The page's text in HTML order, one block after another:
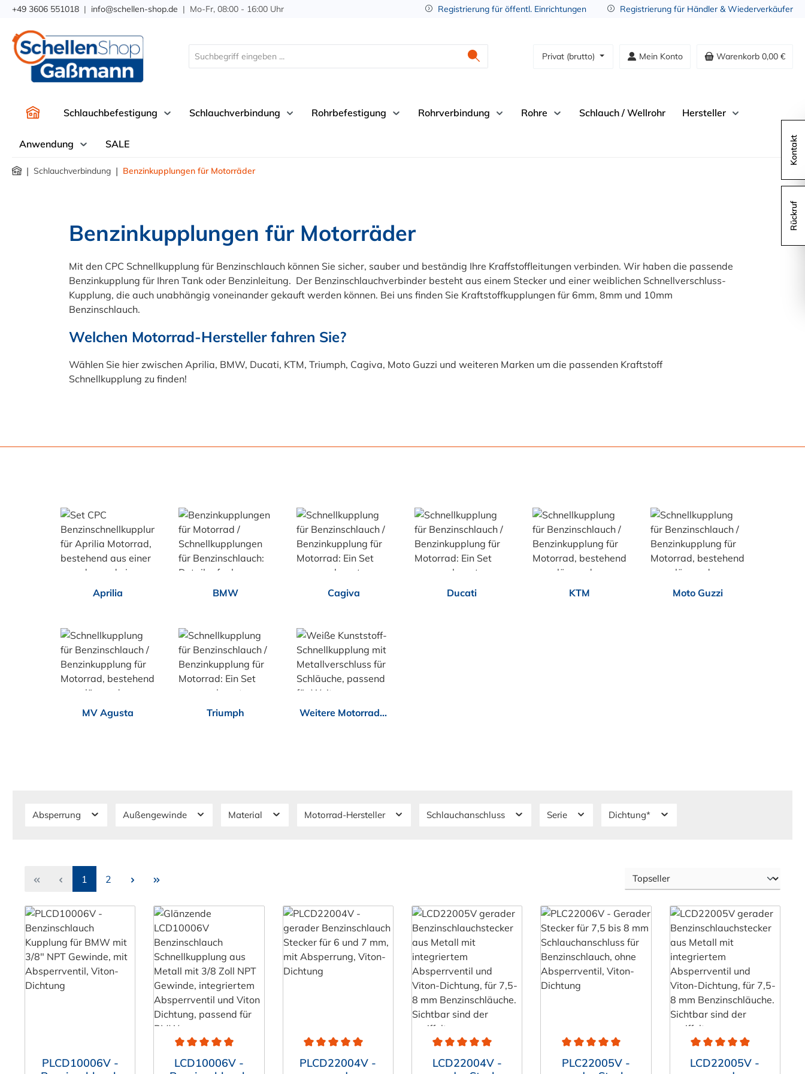
Zur Hauptnavigation springen
+49 3606 551018 | info@schellen-shop.de | Mo-Fr, 08:00 - 16:00 Uhr Registrierung für öffentl. Einrichtungen Registrierung für Händler & Wiederverkäufer
Privat (brutto) Mein Konto Warenkorb 0,00 €
Schlauchbefestigung Schlauchverbindung Rohrbefestigung Rohrverbindung Rohre Schlauch / Wellrohr Hersteller
Anwendung SALE
| Schlauchverbindung | Benzinkupplungen für Motorräder
Benzinkupplungen für Motorräder
Mit den CPC Schnellkupplung für Benzinschlauch können Sie sicher, sauber und beständig Ihre Kraffstoffleitungen verbinden. Wir haben die passende
Benzinkupplung für Ihren Tank oder Benzinleitung. Der Benzinschlauchverbinder besteht aus einem Stecker und einer weiblichen Schnellverschluss-
Kupplung, die auch unabhängig voneinander gekauft werden können. Bei uns finden Sie Kraftstoffkupplungen für 6mm, 8mm und 10mm
Benzinschlauch.
Welchen Motorrad-Hersteller fahren Sie?
Wählen Sie hier zwischen Aprilia, BMW, Ducati, KTM, Triumph, Cagiva, Moto Guzzi und weiteren Marken um die passenden Kraftstoff
Schnellkupplung zu finden!
Aprilia BMW Cagiva Ducati KTM Moto Guzzi
MV Agusta Triumph Weitere Motorradhersteller
Absperrung Außengewinde Material Motorrad-Hersteller Schlauchanschluss Serie Dichtung*
Seite
1 Seite
2
PLCD10006V -
Durchschnittliche Bewertung von 4.9 von 5 Sternen
LCD10006V -
Durchschnittliche Bewertung von 5 von 5 Sternen
PLCD22004V -
Durchschnittliche Bewertung von 5 von 5 Sternen
LCD22004V -
Durchschnittliche Bewertung von 5 von 5 Sternen
PLC22005V -
Durchschnittliche
LCD22005V -
Kontakt
Rückruf